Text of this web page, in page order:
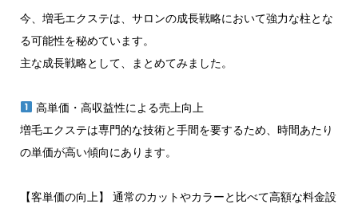
今、増毛エクステは、サロンの成長戦略において強力な柱とな
る可能性を秘めています。
主な成長戦略として、まとめてみました。
高単価・高収益性による売上向上
増毛エクステは専門的な技術と手間を要するため、時間あたり
の単価が高い傾向にあります。
【客単価の向上】 通常のカットやカラーと比べて高額な料金設